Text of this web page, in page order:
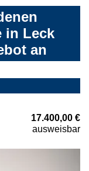
in Leck
an
17.400,00 €
ausweisbar